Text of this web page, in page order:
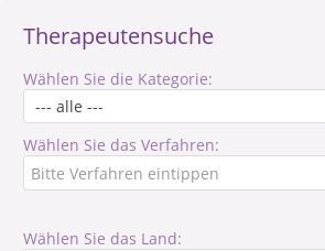
Therapeutensuche
Wählen Sie die Kategorie:
Wählen Sie das Verfahren:
Wählen Sie das Land: